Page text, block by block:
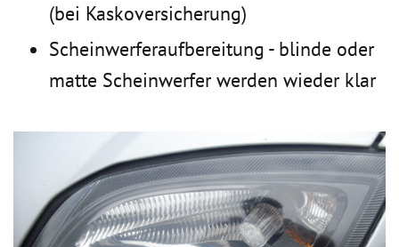
(bei Kaskoversicherung)
Scheinwerferaufbereitung - blinde oder
matte Scheinwerfer werden wieder klar